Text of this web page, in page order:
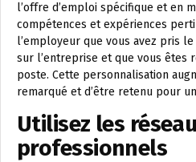
l’offre d’emploi spécifique et en
compétences et expériences
l’employeur que vous avez pris
sur l’entreprise et que vous êtes
poste. Cette personnalisation
remarqué et d’être retenu pour
Utilisez les
professionnels